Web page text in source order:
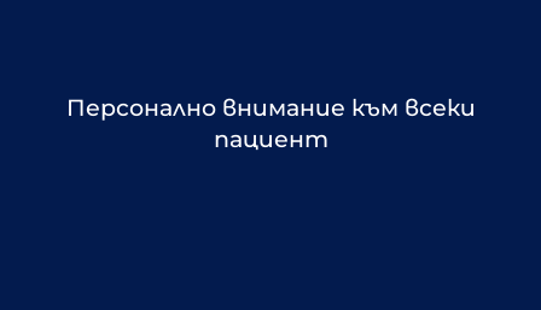
Персонално внимание към всеки
пациент